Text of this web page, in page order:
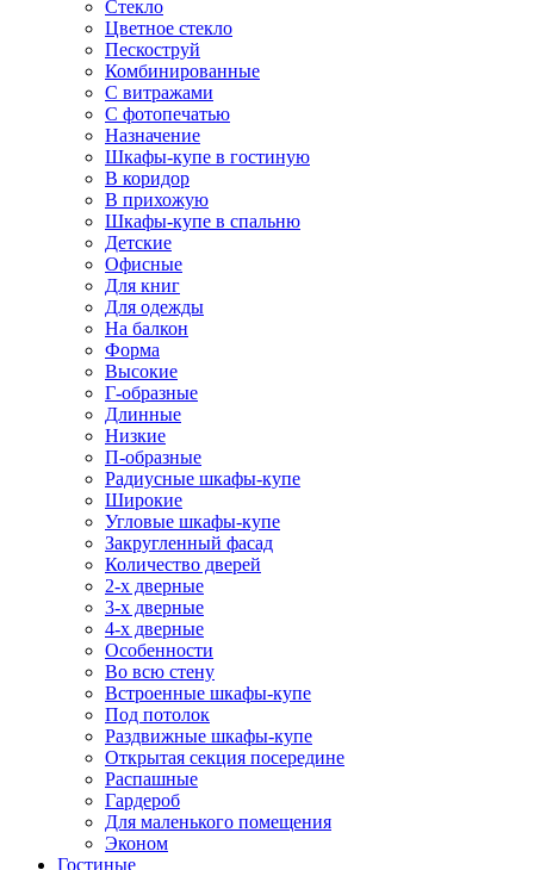
Стекло
Цветное стекло
Пескоструй
Комбинированные
С витражами
С фотопечатью
Назначение
Шкафы-купе в гостиную
В коридор
В прихожую
Шкафы-купе в спальню
Детские
Офисные
Для книг
Для одежды
На балкон
Форма
Высокие
Г-образные
Длинные
Низкие
П-образные
Радиусные шкафы-купе
Широкие
Угловые шкафы-купе
Закругленный фасад
Количество дверей
2-х дверные
3-х дверные
4-х дверные
Особенности
Во всю стену
Встроенные шкафы-купе
Под потолок
Раздвижные шкафы-купе
Открытая секция посередине
Распашные
Гардероб
Для маленького помещения
Эконом
Гостиные